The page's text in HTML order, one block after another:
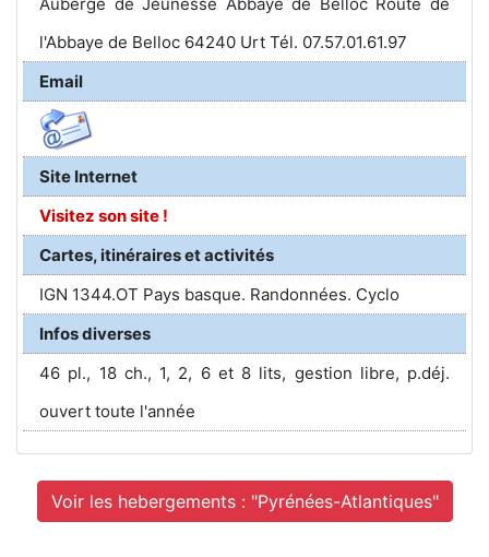
l'Abbaye de Belloc 64240 Urt Tél. 07.57.01.61.97
Email
Site Internet
Visitez son site !
Cartes, itinéraires et activités
IGN 1344.OT Pays basque. Randonnées. Cyclo
Infos diverses
46 pl., 18 ch., 1, 2, 6 et 8 lits, gestion libre, p.déj.
ouvert toute l'année
Voir les hebergements : "Pyrénées-Atlantiques"